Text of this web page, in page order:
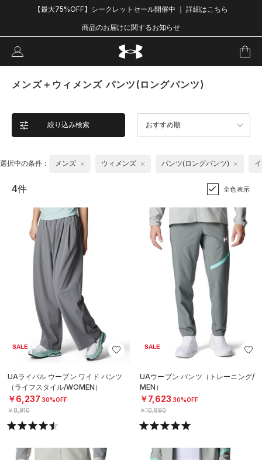
【最大75%OFF】シークレットセール開催中 ｜ 詳細はこちら
商品のお届けに関するお知らせ
メンズ＋ウィメンズ パンツ(ロングパンツ)
絞り込み検索 おすすめ順
選択中の条件： メンズ ウィメンズ パンツ(ロングパンツ)
4件 全色表示
SALE
UAライバル ウーブン ワイド パンツ
（ライフスタイル/WOMEN）
￥6,237 30%OFF
￥8,910
SALE
UAウーブン パンツ（トレーニング/
MEN）
￥7,623 30%OFF
￥10,890